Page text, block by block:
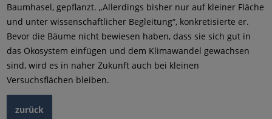
Baumhasel, gepflanzt. „Allerdings bisher nur auf kleiner Fläche
und unter wissenschaftlicher Begleitung“, konkretisierte er.
Bevor die Bäume nicht bewiesen haben, dass sie sich gut in
das Ökosystem einfügen und dem Klimawandel gewachsen
sind, wird es in naher Zukunft auch bei kleinen
Versuchsflächen bleiben.
zurück